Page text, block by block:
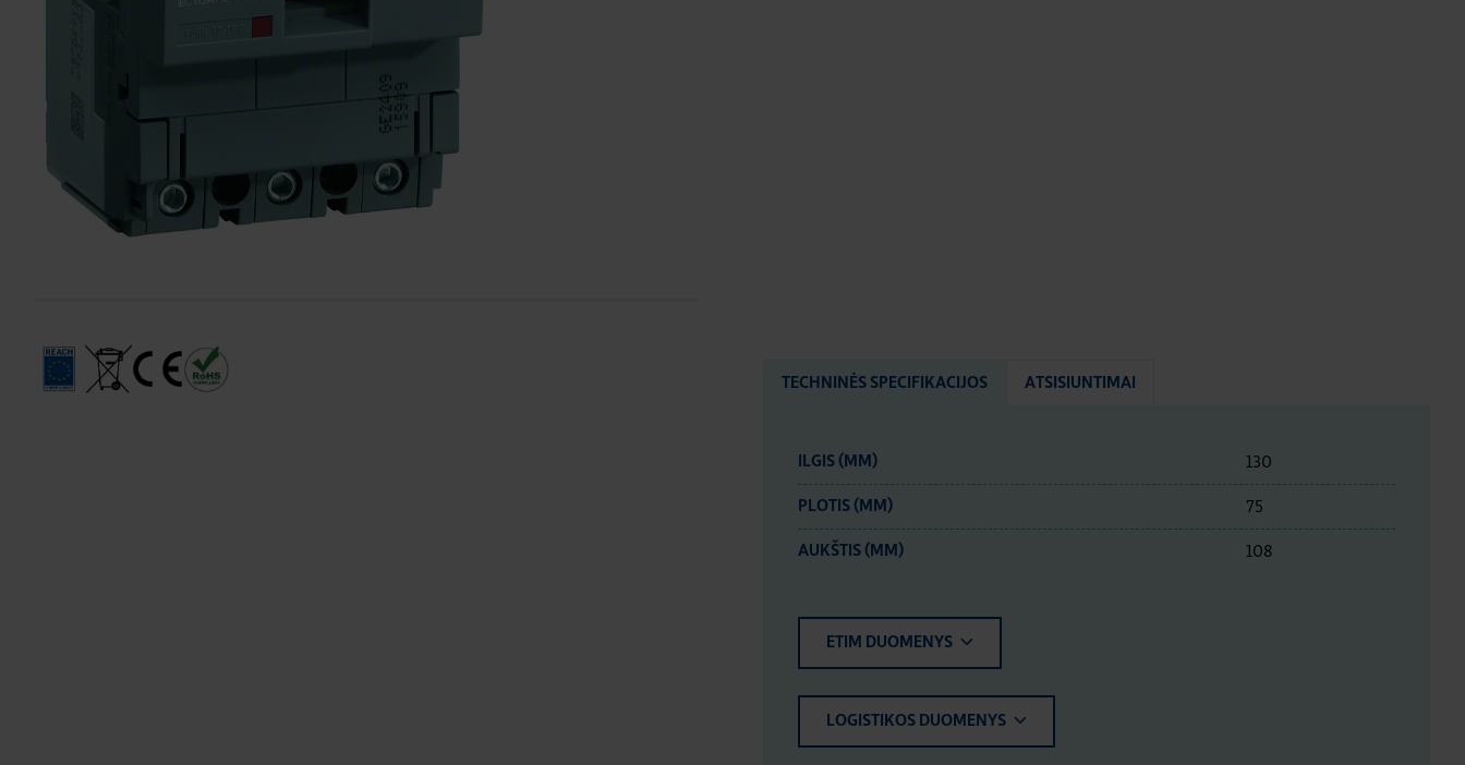
TECHNINĖS SPECIFIKACIJOS ATSISIUNTIMAI
ILGIS (MM) 130
PLOTIS (MM) 75
AUKŠTIS (MM) 108
ETIM DUOMENYS
LOGISTIKOS DUOMENYS